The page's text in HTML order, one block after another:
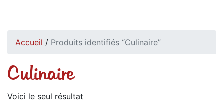
Accueil / Produits identifiés “Culinaire”
Culinaire
Voici le seul résultat